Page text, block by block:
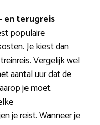
en terugreis
populaire
Je kiest dan
Vergelijk wel
aantal uur dat de
je moet
je reist. Wanneer je